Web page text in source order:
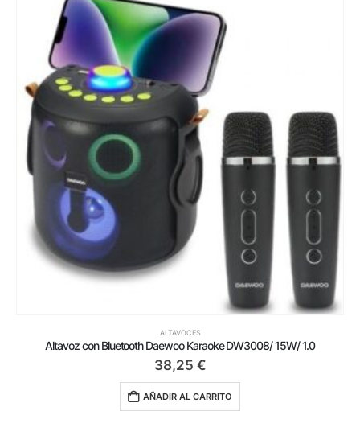
ALTAVOCES
Altavoz con Bluetooth Daewoo Karaoke DW3008/ 15W/ 1.0
38,25 €
AÑADIR AL CARRITO